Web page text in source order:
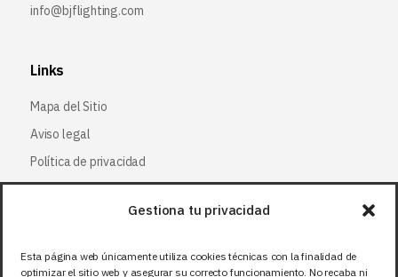
Gestiona tu privacidad
Esta página web únicamente utiliza cookies técnicas con la finalidad de
optimizar el sitio web y asegurar su correcto funcionamiento. No recaba ni
info@bjflighting.com
Links
Mapa del Sitio
Aviso legal
Política de privacidad
Política de cookies
Síguenos